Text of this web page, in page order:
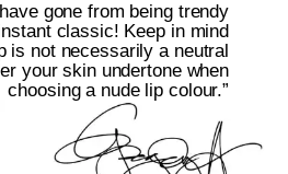
gone from being trendy
classic! Keep in mind
is not necessarily a neutral
your skin undertone when
choosing a nude lip colour.”